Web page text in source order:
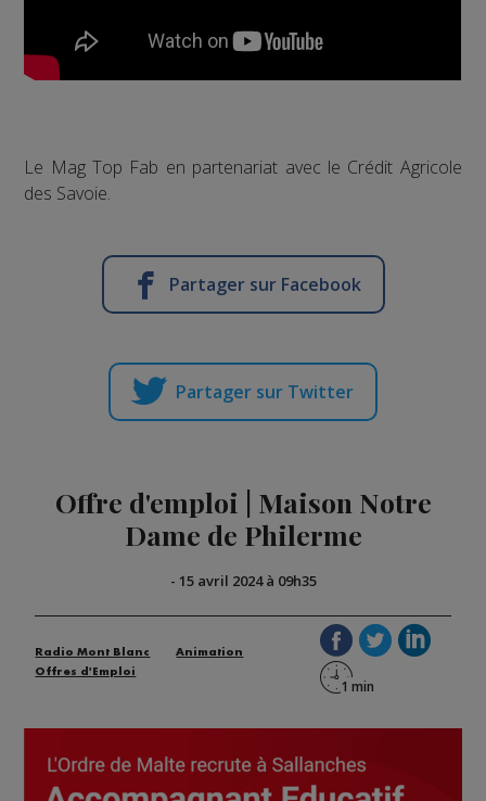
Le Mag Top Fab en partenariat avec le Crédit Agricole
des Savoie.
Partager sur Facebook
Partager sur Twitter
Offre d'emploi | Maison Notre
Dame de Philerme
- 15 avril 2024 à 09h35
Radio Mont Blanc
Animation
Offres d'Emploi